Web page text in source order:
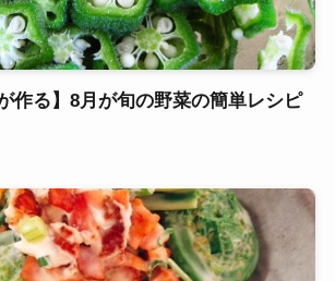
作る】8月が旬の野菜の簡単レシピ